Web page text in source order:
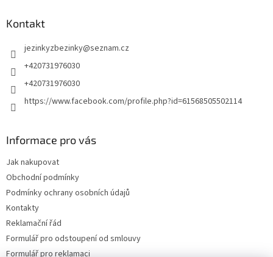
Kontakt
jezinkyzbezinky@seznam.cz
+420731976030
+420731976030
https://www.facebook.com/profile.php?id=61568505502114
Informace pro vás
Jak nakupovat
Obchodní podmínky
Podmínky ochrany osobních údajů
Kontakty
Reklamační řád
Formulář pro odstoupení od smlouvy
Formulář pro reklamaci